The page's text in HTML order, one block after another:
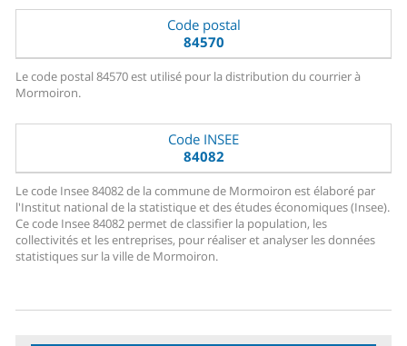
Code postal
84570
Le code postal 84570 est utilisé pour la distribution du courrier à
Mormoiron.
Code INSEE
84082
Le code Insee 84082 de la commune de Mormoiron est élaboré par
l'Institut national de la statistique et des études économiques (Insee).
Ce code Insee 84082 permet de classifier la population, les
collectivités et les entreprises, pour réaliser et analyser les données
statistiques sur la ville de Mormoiron.